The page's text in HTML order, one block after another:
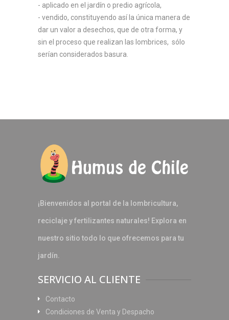
- aplicado en el jardín o predio agrícola,
- vendido, constituyendo así la única manera de
dar un valor a desechos, que de otra forma, y
sin el proceso que realizan las lombrices, sólo
serían considerados basura.
¡Bienvenidos al portal de la lombricultura,
reciclaje y fertilizantes naturales! Explora en
nuestro sitio todo lo que ofrecemos para tu
jardín.
SERVICIO AL CLIENTE
Contacto
Condiciones de Venta y Despacho